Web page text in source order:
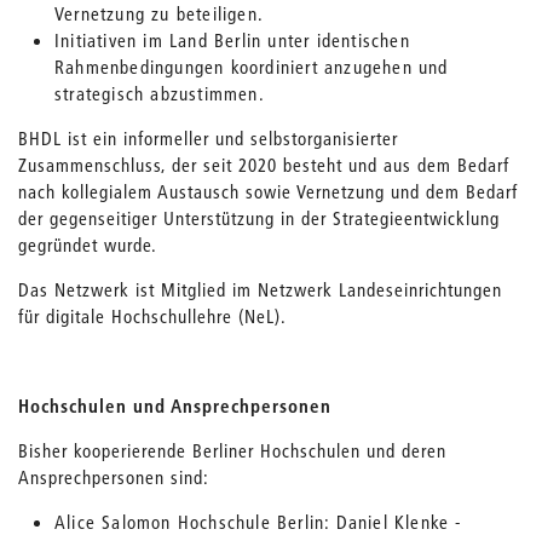
Vernetzung zu beteiligen.
Initiativen im Land Berlin unter identischen
Rahmenbedingungen koordiniert anzugehen und
strategisch abzustimmen.
BHDL ist ein informeller und selbstorganisierter
Zusammenschluss, der seit 2020 besteht und aus dem Bedarf
nach kollegialem Austausch sowie Vernetzung und dem Bedarf
der gegenseitiger Unterstützung in der Strategieentwicklung
gegründet wurde.
Das Netzwerk ist Mitglied im Netzwerk Landeseinrichtungen
für digitale Hochschullehre (NeL).
Hochschulen und Ansprechpersonen
Bisher kooperierende Berliner Hochschulen und deren
Ansprechpersonen sind:
Alice Salomon Hochschule Berlin: Daniel Klenke -